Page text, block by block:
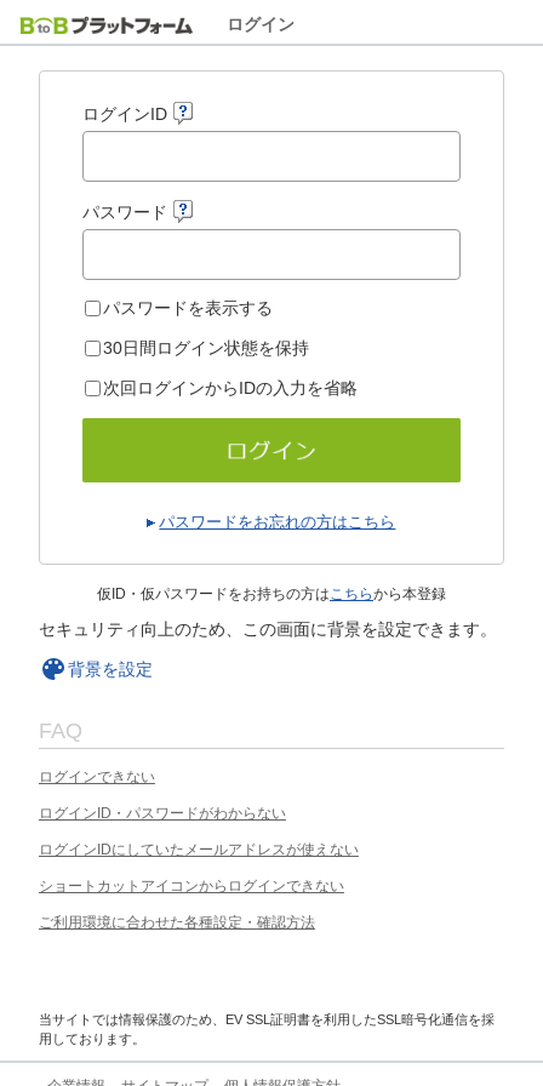
ログイン
ログインID
パスワード
パスワードを表示する
30日間ログイン状態を保持
次回ログインからIDの入力を省略
パスワードをお忘れの方はこちら
仮ID・仮パスワードをお持ちの方はこちらから本登録
セキュリティ向上のため、この画面に背景を設定できます。
背景を設定
FAQ
ログインできない
ログインID・パスワードがわからない
ログインIDにしていたメールアドレスが使えない
ショートカットアイコンからログインできない
ご利用環境に合わせた各種設定・確認方法
当サイトでは情報保護のため、EV SSL証明書を利用したSSL暗号化通信を採
用しております。